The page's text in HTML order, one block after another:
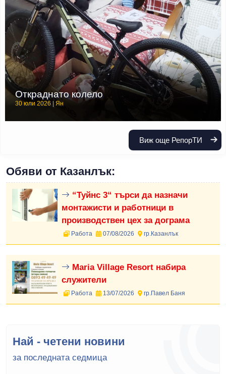
Откраднато колело
30 юли 2026 | Ян
Виж още РепорТИ
Обяви от Казанлък:
“Туйнс 3“ търси да назначи
монтажисти и работници в
производствен цех за дограма
Работа 07/08/2026 гр.Казанлък
Maria Village Resort набира
служители
Работа 13/07/2026 гр.Павел Баня
Най - четени новини
за последната седмица